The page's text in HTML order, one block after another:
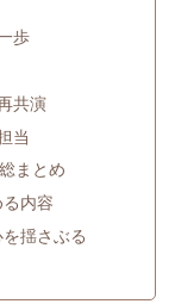
歩
共演
当
まとめ
内容
揺さぶる